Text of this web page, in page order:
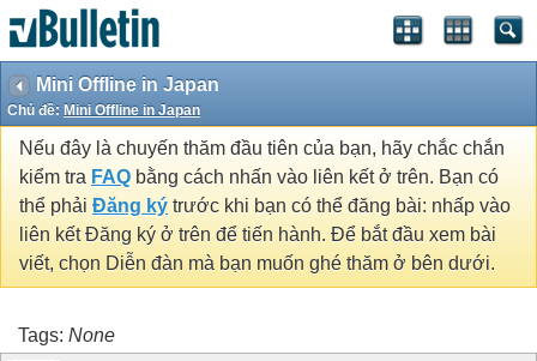
Mini Offline in Japan
Chủ đề: Mini Offline in Japan
Nếu đây là chuyến thăm đầu tiên của bạn, hãy chắc chắn
kiểm tra FAQ bằng cách nhấn vào liên kết ở trên. Bạn có
thể phải Đăng ký trước khi bạn có thể đăng bài: nhấp vào
liên kết Đăng ký ở trên để tiến hành. Để bắt đầu xem bài
viết, chọn Diễn đàn mà bạn muốn ghé thăm ở bên dưới.
Tags: None